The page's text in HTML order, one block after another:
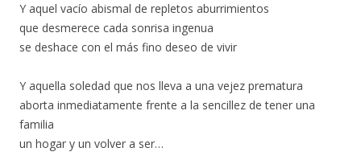
Y aquel vacío abismal de repletos aburrimientos
que desmerece cada sonrisa ingenua
se deshace con el más fino deseo de vivir
Y aquella soledad que nos lleva a una vejez prematura
aborta inmediatamente frente a la sencillez de tener una
familia
un hogar y un volver a ser…